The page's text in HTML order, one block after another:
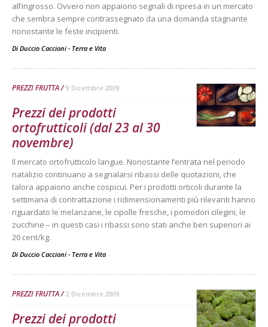
all’ingrosso. Ovvero non appaiono segnali di ripresa in un mercato
che sembra sempre contrassegnato da una domanda stagnante
nonostante le feste incipienti.
Di Duccio Caccioni - Terra e Vita -
PREZZI FRUTTA 9 Dicembre 2009
Prezzi dei prodotti
ortofrutticoli (dal 23 al 30
novembre)
Il mercato ortofrutticolo langue. Nonostante l’entrata nel periodo
natalizio continuano a segnalarsi ribassi delle quotazioni, che
talora appaiono anche cospicui. Per i prodotti orticoli durante la
settimana di contrattazione i ridimensionamenti più rilevanti hanno
riguardato le melanzane, le cipolle fresche, i pomodori cilegini, le
zucchine – in questi casi i ribassi sono stati anche ben superiori ai
20 cent/kg.
Di Duccio Caccioni - Terra e Vita -
PREZZI FRUTTA 2 Dicembre 2009
Prezzi dei prodotti